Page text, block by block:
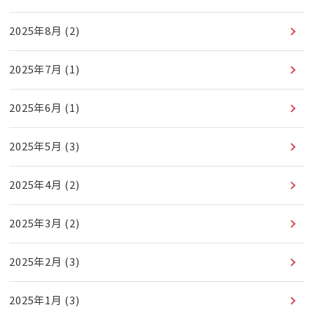
2025年8月 (2)
2025年7月 (1)
2025年6月 (1)
2025年5月 (3)
2025年4月 (2)
2025年3月 (2)
2025年2月 (3)
2025年1月 (3)